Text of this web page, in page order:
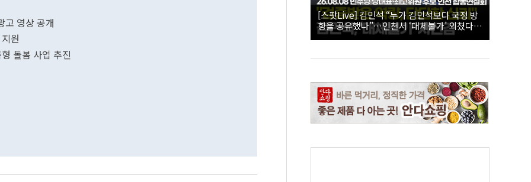
고 영상 공개
원
돌봄 사업 추진
[스팟Live] 김민석 “누가 김민석보다 국정 방
향을 공유했나”…인천서 ‘대체불가’ 외쳤다 |
26.08.08 더불어민주당 당대표·최고위원 후